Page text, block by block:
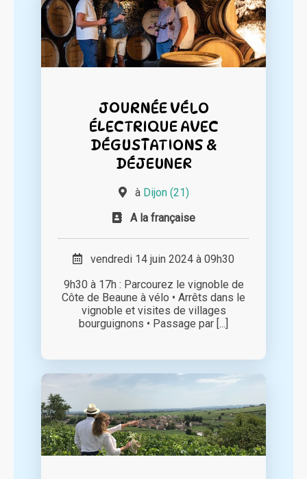
JOURNÉE VÉLO
ÉLECTRIQUE AVEC
DÉGUSTATIONS &
DÉJEUNER
à Dijon (21)
A la française
vendredi 14 juin 2024 à 09h30
9h30 à 17h : Parcourez le vignoble de
Côte de Beaune à vélo • Arrêts dans le
vignoble et visites de villages
bourguignons • Passage par [...]